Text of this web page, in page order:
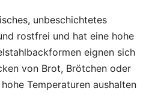
unbeschichtetes
rostfrei und hat eine hohe
eignen sich
von Brot, Brötchen oder
Temperaturen aushalten